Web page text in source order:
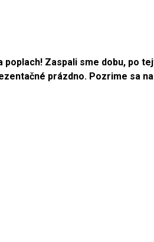
poplach! Zaspali sme dobu, po
prázdno. Pozrime sa na